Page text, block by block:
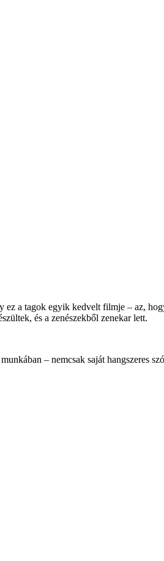
a tagok egyik kedvelt filmje – az,
és a zenészekből zenekar lett.
– nemcsak saját hangszeres